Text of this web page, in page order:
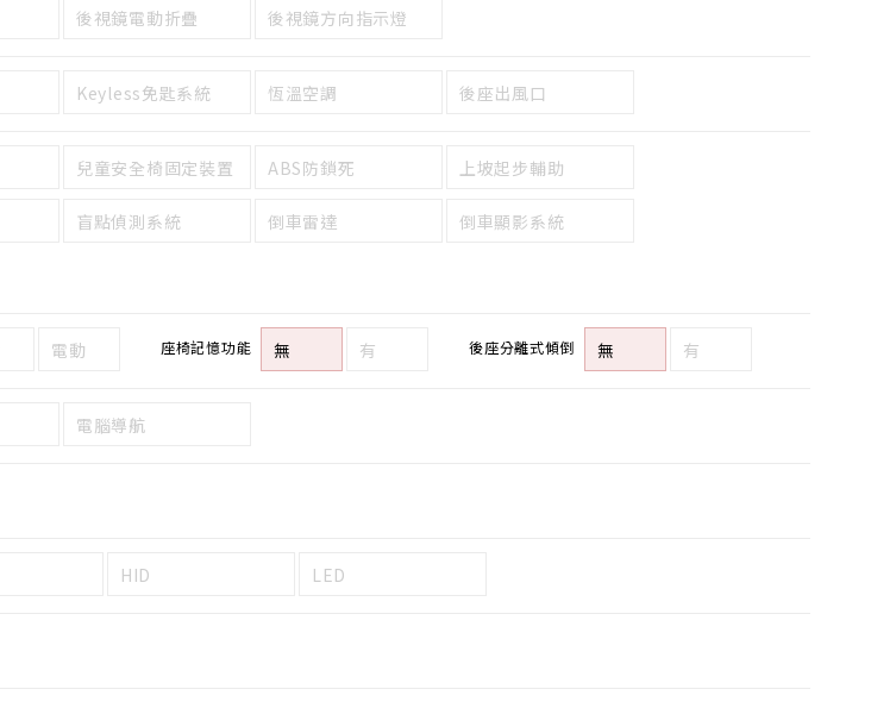
後視鏡電動折疊 後視鏡方向指示燈
Keyless免匙系統 恆溫空調 後座出風口
兒童安全椅固定裝置 ABS防鎖死 上坡起步輔助
盲點偵測系統 倒車雷達 倒車顯影系統
電動 座椅記憶功能 無 有 後座分離式傾倒 無 有
電腦導航
HID LED